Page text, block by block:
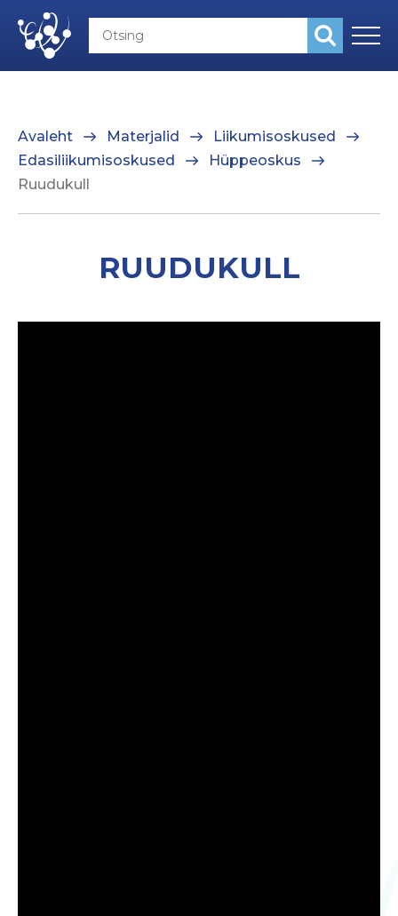
Avaleht Materjalid
Liikumisoskused
Edasiliikumisoskused
Hüppeoskus
Ruudukull
RUUDUKULL